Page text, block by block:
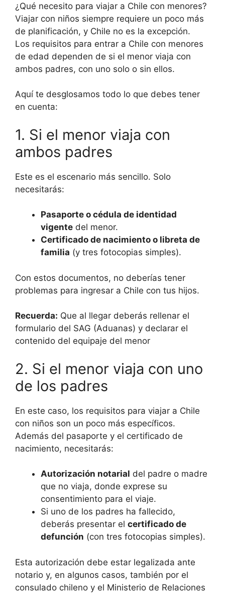
¿Qué necesito para viajar a Chile con menores?
Viajar con niños siempre requiere un poco más
de planificación, y Chile no es la excepción.
Los requisitos para entrar a Chile con menores
de edad dependen de si el menor viaja con
ambos padres, con uno solo o sin ellos.
Aquí te desglosamos todo lo que debes tener
en cuenta:
1. Si el menor viaja con
ambos padres
Este es el escenario más sencillo. Solo
necesitarás:
Pasaporte o cédula de identidad
vigente del menor.
Certificado de nacimiento o libreta de
familia (y tres fotocopias simples).
Con estos documentos, no deberías tener
problemas para ingresar a Chile con tus hijos.
Recuerda: Que al llegar deberás rellenar el
formulario del SAG (Aduanas) y declarar el
contenido del equipaje del menor
2. Si el menor viaja con uno
de los padres
En este caso, los requisitos para viajar a Chile
con niños son un poco más específicos.
Además del pasaporte y el certificado de
nacimiento, necesitarás:
Autorización notarial del padre o madre
que no viaja, donde exprese su
consentimiento para el viaje.
Si uno de los padres ha fallecido,
deberás presentar el certificado de
defunción (con tres fotocopias simples).
Esta autorización debe estar legalizada ante
notario y, en algunos casos, también por el
consulado chileno y el Ministerio de Relaciones